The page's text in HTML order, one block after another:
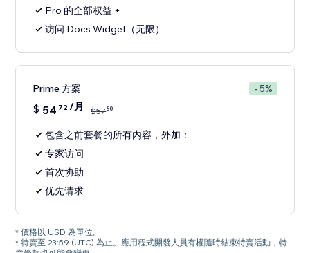
Pro 的全部权益 +
访问 Docs Widget（无限）
Prime 方案 - 5%
$ 54 72/月 $5760
包含之前套餐的所有内容，外加：
专家访问
首次协助
优先请求
* 價格以 USD 為單位。
* 特賣至 23:59 (UTC) 為止。應用程式開發人員有權隨時結束特賣活動，特